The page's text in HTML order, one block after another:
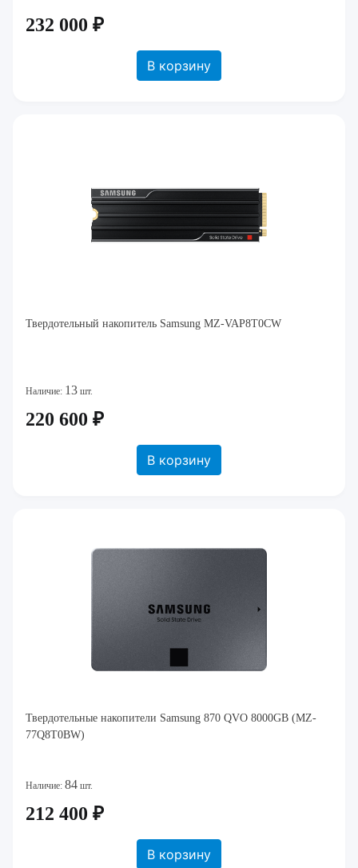
232 000 ₽
В корзину
Твердотельный накопитель Samsung MZ-VAP8T0CW
Наличие: 13 шт.
220 600 ₽
В корзину
Твердотельные накопители Samsung 870 QVO 8000GB (MZ-
77Q8T0BW)
Наличие: 84 шт.
212 400 ₽
В корзину